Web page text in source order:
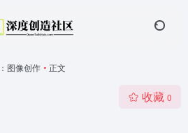
图像创作 • 正文
收藏 0